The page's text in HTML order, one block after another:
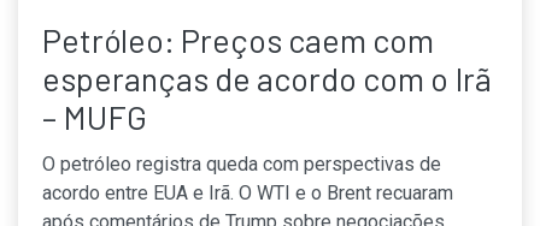
Petróleo: Preços caem com
esperanças de acordo com o Irã
– MUFG
O petróleo registra queda com perspectivas de
acordo entre EUA e Irã. O WTI e o Brent recuaram